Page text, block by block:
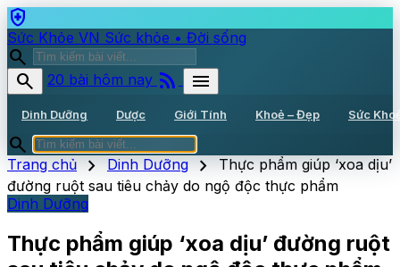
health_and_safety
Sức Khỏe VN Sức khỏe • Đời sống
search
search
20 bài hôm nay rss_feed menu
Dinh Dưỡng Dược Giới Tính Khoẻ – Đẹp Sức
search
Trang chủ chevron_right Dinh Dưỡng chevron_right Thực phẩm giúp ‘xoa dịu’
đường ruột sau tiêu chảy do ngộ độc thực phẩm
Dinh Dưỡng
Thực phẩm giúp ‘xoa dịu’ đường ruột